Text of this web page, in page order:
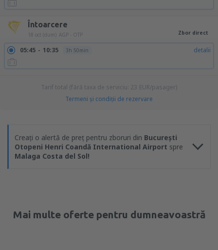
Întoarcere
18 oct (dum) AGP - OTP Zbor direct
05:45 10:35 3h 50min detalii
Tarif total (fără taxa de serviciu: 23 EUR/pasager)
Termeni şi condiţii de rezervare
Creați o alertă de preț pentru zboruri din București
Otopeni Henri Coandă International Airport spre
Malaga Costa del Sol!
Mai multe oferte pentru dumneavoastră